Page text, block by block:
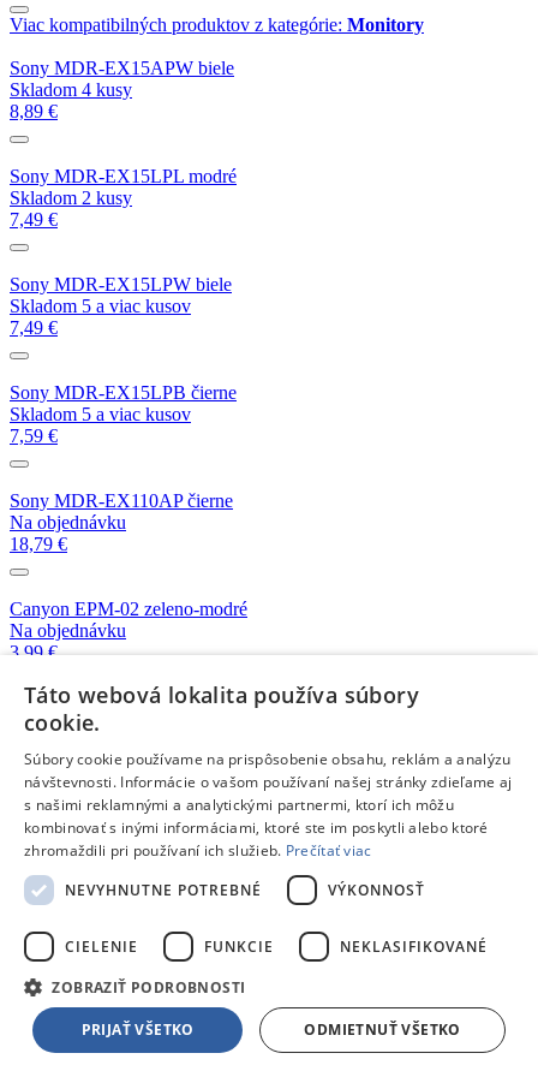
Viac kompatibilných produktov z kategórie: Monitory
Sony MDR-EX15APW biele
Skladom 4 kusy
8,89 €
Sony MDR-EX15LPL modré
Skladom 2 kusy
7,49 €
Sony MDR-EX15LPW biele
Skladom 5 a viac kusov
7,49 €
Sony MDR-EX15LPB čierne
Skladom 5 a viac kusov
7,59 €
Sony MDR-EX110AP čierne
Na objednávku
18,79 €
Canyon EPM-02 zeleno-modré
Na objednávku
3,99 €
Canyon EPM-02 modré
3,99 €
JBL T110 čierne
Skladom 5 a viac kusov
JBL T110 modré
Skladom 3 kusy
12,90 €
Viac kompatibilných produktov z kategórie:Slúchadlá
Táto webová lokalita používa súbory
cookie.
Súbory cookie používame na prispôsobenie obsahu, reklám a analýzu
návštevnosti. Informácie o vašom používaní našej stránky zdieľame aj
s našimi reklamnými a analytickými partnermi, ktorí ich môžu
kombinovať s inými informáciami, ktoré ste im poskytli alebo ktoré
zhromaždili pri používaní ich služieb. Prečítať viac
NEVYHNUTNE POTREBNÉ
VÝKONNOSŤ
CIELENIE FUNKCIE NEKLASIFIKOVANÉ
ZOBRAZIŤ PODROBNOSTI
PRIJAŤ VŠETKO ODMIETNUŤ VŠETKO